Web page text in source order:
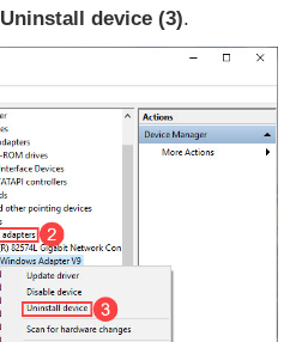
Uninstall device (3).